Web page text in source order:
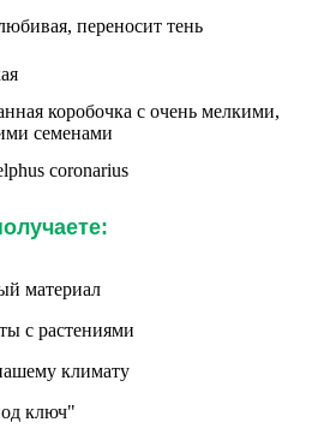
переносит тень
коробочка с очень мелкими,
семенами
coronarius
материал
с растениями
климату
ключ"